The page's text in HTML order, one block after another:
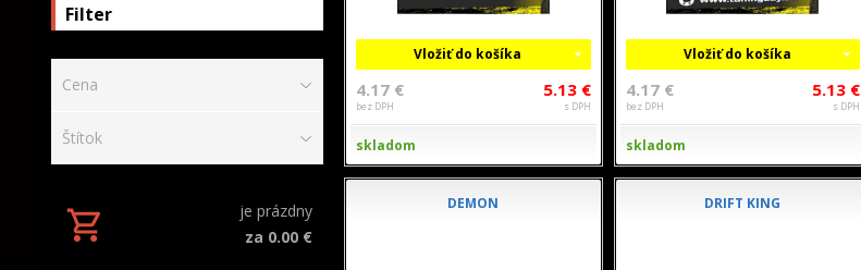
Filter
Cena
Štítok
je prázdny
za 0.00 €
Vložiť do košíka
4.17 €
bez DPH
5.13 €
s DPH
skladom
Vložiť do košíka
4.17 €
bez DPH
5.13 €
s DPH
skladom
DEMON DRIFT KING